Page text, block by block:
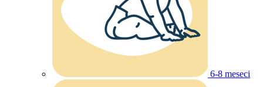
6-8 meseci